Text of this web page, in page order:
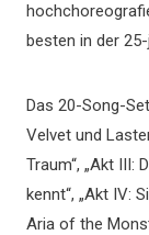
besten in der
Das 20-Song-
Velvet und
Traum“, „Akt III:
kennt“, „Akt IV:
Aria of the